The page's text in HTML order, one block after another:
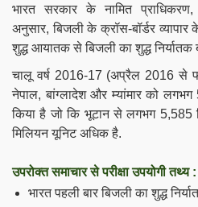
भारत सरकार के नामित
अनुसार,बिजली केक्रॉस-बॉर्डर
शुद्ध आयातक से बिजली का शुद्ध निर्यातक
चालू वर्ष 2016-17 (अप्रैल 2016 से
नेपाल, बांग्लादेश और म्यांमार को लगभग
किया है जो कि भूटान से लगभग
मिलियन यूनिट अधिक है.
उपरोक्त समाचार से परीक्षा उपयोगी तथ्य :
भारत पहली बार बिजली का शुद्ध